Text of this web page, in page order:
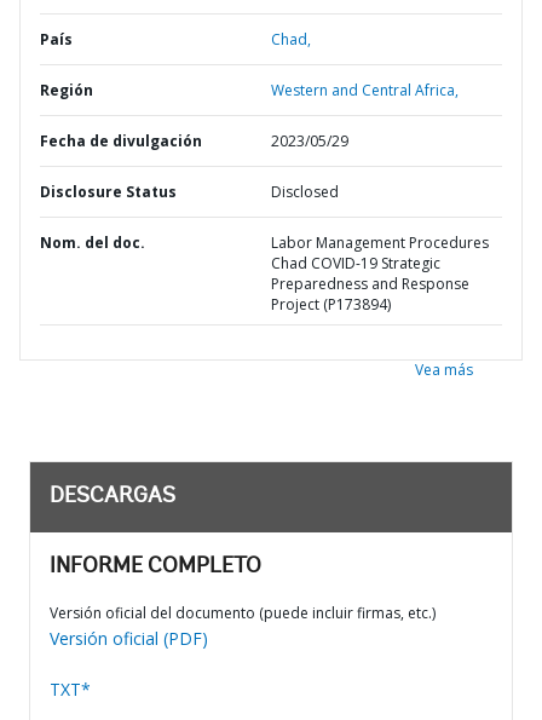
País Chad,
Región Western and Central Africa,
Fecha de divulgación 2023/05/29
Disclosure Status Disclosed
Nom. del doc.
Labor Management Procedures
Chad COVID-19 Strategic
Preparedness and Response
Project (P173894)
Vea más
DESCARGAS
INFORME COMPLETO
Versión oficial del documento (puede incluir firmas, etc.)
Versión oficial (PDF)
TXT*